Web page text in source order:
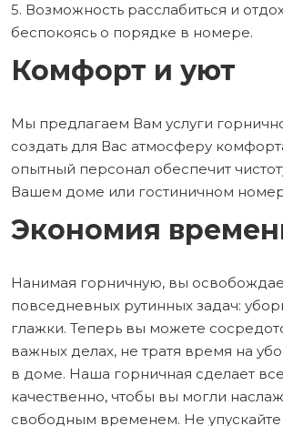
5. Возможность расслабиться и
беспокоясь о порядке в номере.
Комфорт и уют
Мы предлагаем Вам услуги
создать для Вас атмосферу
опытный персонал обеспечит
Вашем доме или гостиничном
Экономия
Нанимая горничную, вы
повседневных рутинных задач:
глажки. Теперь вы можете
важных делах, не тратя время на
в доме. Наша горничная сделает
качественно, чтобы вы могли
свободным временем. Не